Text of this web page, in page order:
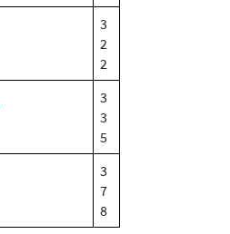
3
2
2
3
3
5
3
7
8